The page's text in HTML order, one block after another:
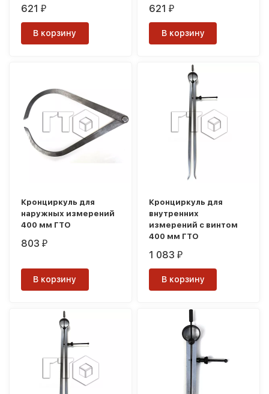
621₽
В корзину
621₽
В корзину
Кронциркуль для
наружных измерений
400 мм ГТО
803₽
В корзину
Кронциркуль для
внутренних
измерений с винтом
400 мм ГТО
1 083₽
В корзину